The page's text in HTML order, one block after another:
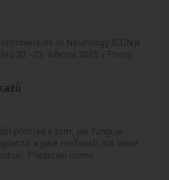
in Neurology (CONy)
20.–22. března 2025 v Praze.
přehled o tom, jak funguje
a jaké možnosti má lékař
Představí mimo…